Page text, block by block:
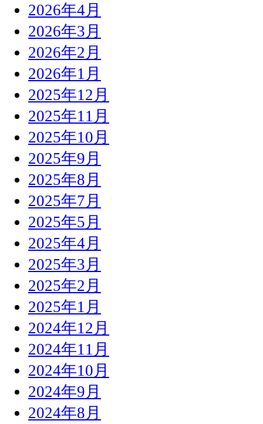
2026年4月
2026年3月
2026年2月
2026年1月
2025年12月
2025年11月
2025年10月
2025年9月
2025年8月
2025年7月
2025年5月
2025年4月
2025年3月
2025年2月
2025年1月
2024年12月
2024年11月
2024年10月
2024年9月
2024年8月